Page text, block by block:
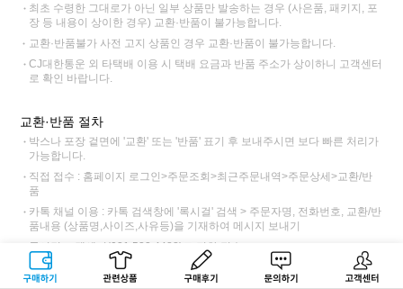
구매하기 관련상품 상품후기 문의하기 고객센터
최초 수령한 그대로가 아닌 일부 상품만 발송하는 경우 (사은품, 패키지, 포
장 등 내용이 상이한 경우) 교환·반품이 불가능합니다.
교환·반품불가 사전 고지 상품인 경우 교환·반품이 불가능합니다.
CJ대한통운 외 타택배 이용 시 택배 요금과 반품 주소가 상이하니 고객센터
로 확인 바랍니다.
교환·반품 절차
박스나 포장 겉면에 '교환' 또는 '반품' 표기 후 보내주시면 보다 빠른 처리가
가능합니다.
직접 접수 : 홈페이지 로그인>주문조회>최근주문내역>주문상세>교환/반
품
카톡 채널 이용 : 카톡 검색창에 '록시걸' 검색 > 주문자명, 전화번호, 교환/반
품내용 (상품명,사이즈,사유등)을 기재하여 메시지 보내기
록시걸 고객센터(031.522.4488)로 전화 접수
교환 접수 후 CJ대한통운 기사님 방문 > 택배비 6,000원 (제주, 도서산간
12,000원)동봉 또는 입금하여 전달 > 록시걸 도착>제품 검수 후 교환 출고